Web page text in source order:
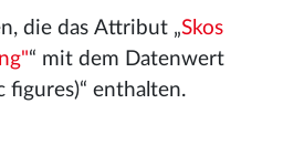
die das Attribut „Skos
“ mit dem Datenwert
figures)“ enthalten.